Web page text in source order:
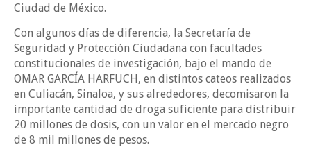
Ciudad de México.
Con algunos días de diferencia, la Secretaría de
Seguridad y Protección Ciudadana con facultades
constitucionales de investigación, bajo el mando de
OMAR GARCÍA HARFUCH, en distintos cateos realizados
en Culiacán, Sinaloa, y sus alrededores, decomisaron la
importante cantidad de droga suficiente para distribuir
20 millones de dosis, con un valor en el mercado negro
de 8 mil millones de pesos.